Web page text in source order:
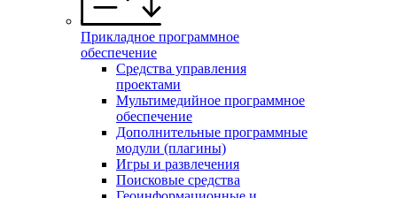
Прикладное программное
обеспечение
Средства управления
проектами
Мультимедийное программное
обеспечение
Дополнительные программные
модули (плагины)
Игры и развлечения
Поисковые средства